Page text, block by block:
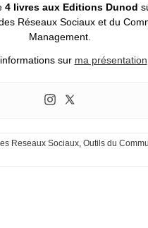
4 livres aux Editions Dunod
Réseaux Sociaux et du
Management.
sur ma présentation
Reseaux Sociaux Outils du